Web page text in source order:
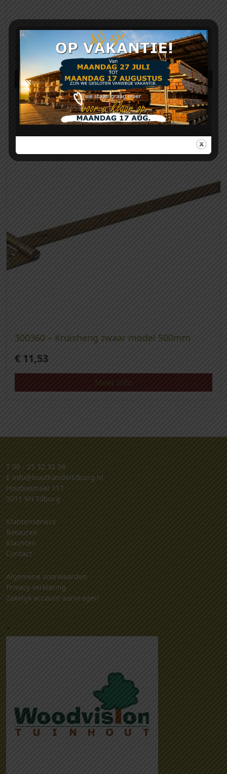
Geïmpregneerde rabatdelen 18 x 145 mm
(werkend 135 mm Noord Europees)
Meer info
300360 – Kruisheng zwaar model 500mm
€ 11,53
Meer info
T 06 - 25 32 32 34
E info@houthandeltilburg.nl
Houtsestraat 117
5011 XH Tilburg
Klantenservice
Retouren
Klachten
Contact
Algemene voorwaarden
Privacy verklaring
Zakelijk account aanvragen
.